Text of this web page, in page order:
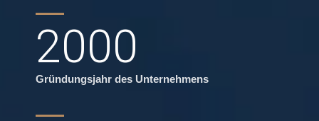
2000
Gründungsjahr des Unternehmens